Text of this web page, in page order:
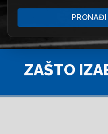
ZAŠTO